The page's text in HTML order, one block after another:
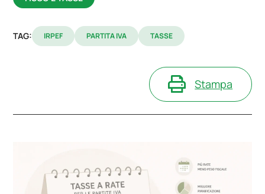
TAG: IRPEF PARTITA IVA TASSE
Stampa